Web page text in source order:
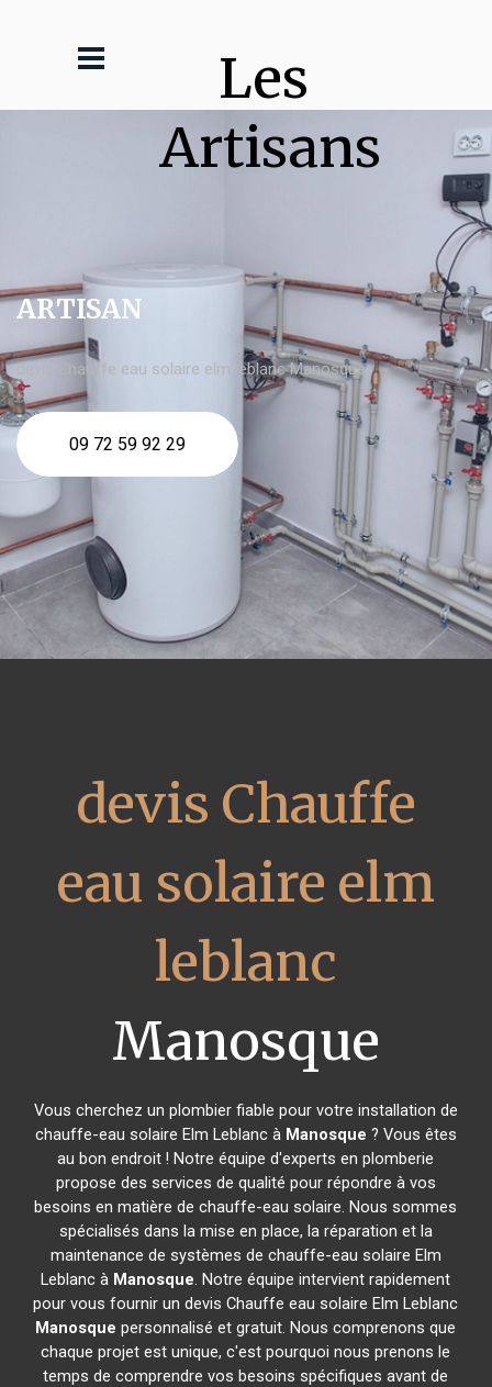
Les
Artisans
ARTISAN
devis Chauffe eau solaire elm leblanc Manosque
09 72 59 92 29
devis Chauffe
eau solaire elm
leblanc
Manosque
Vous cherchez un plombier fiable pour votre installation de
chauffe-eau solaire Elm Leblanc à Manosque ? Vous êtes
au bon endroit ! Notre équipe d'experts en plomberie
propose des services de qualité pour répondre à vos
besoins en matière de chauffe-eau solaire. Nous sommes
spécialisés dans la mise en place, la réparation et la
maintenance de systèmes de chauffe-eau solaire Elm
Leblanc à Manosque. Notre équipe intervient rapidement
pour vous fournir un devis Chauffe eau solaire Elm Leblanc
Manosque personnalisé et gratuit. Nous comprenons que
chaque projet est unique, c'est pourquoi nous prenons le
temps de comprendre vos besoins spécifiques avant de